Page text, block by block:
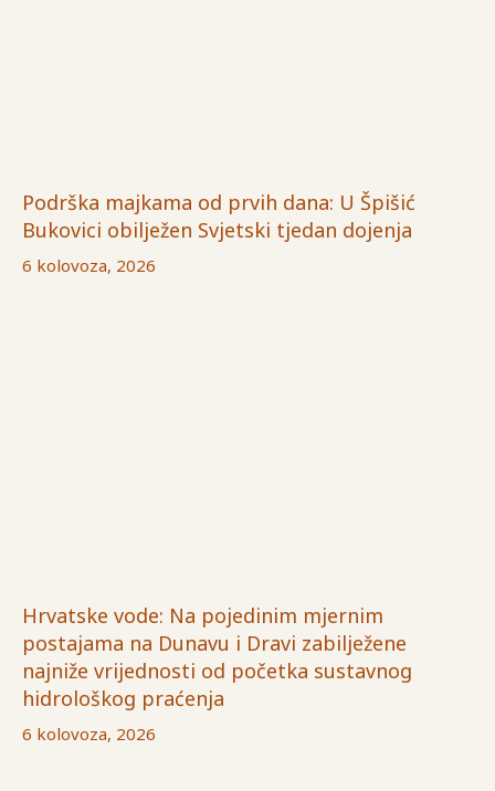
Podrška majkama od prvih dana: U Špišić
Bukovici obilježen Svjetski tjedan dojenja
6 kolovoza, 2026
Hrvatske vode: Na pojedinim mjernim
postajama na Dunavu i Dravi zabilježene
najniže vrijednosti od početka sustavnog
hidrološkog praćenja
6 kolovoza, 2026